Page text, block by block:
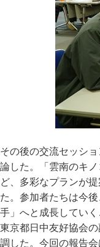
その後の交流セッシ
論した。「雲南のキ
ど、多彩なプランが
た。参加者たちは今
手」へと成長していく
東京都日中友好協会
調した。今回の報告